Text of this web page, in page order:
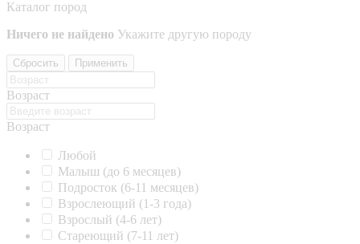
Каталог пород
Ничего не найдено Укажите другую породу
Сбросить Применить
Возраст
Возраст
Любой
Малыш (до 6 месяцев)
Подросток (6-11 месяцев)
Взрослеющий (1-3 года)
Взрослый (4-6 лет)
Стареющий (7-11 лет)